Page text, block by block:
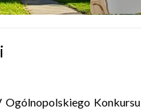
Ogólnopolskiego Konkursu